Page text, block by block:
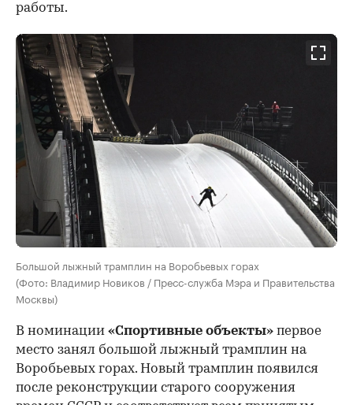
работы.
Большой лыжный трамплин на Воробьевых горах
(Фото: Владимир Новиков / Пресс-служба Мэра и Правительства
Москвы)
В номинации «Спортивные объекты» первое
место занял большой лыжный трамплин на
Воробьевых горах. Новый трамплин появился
после реконструкции старого сооружения